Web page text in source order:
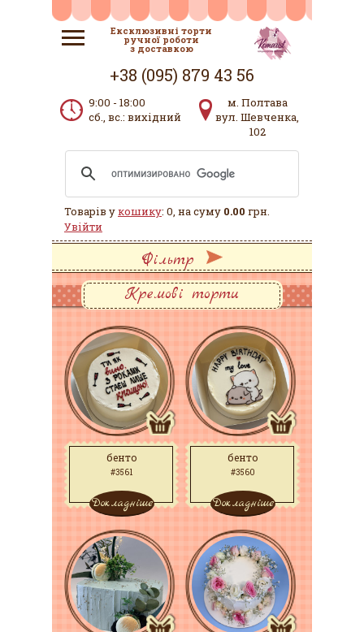
Ексклюзивні торти
ручної роботи
з доставкою
+38 (095) 879 43 56
9:00 - 18:00
сб., вс.: вихідний
м. Полтава
вул. Шевченка,
102
Товарів укошику: 0, на суму 0.00 грн.
Увійти
Фільтр
Кремові торти
бенто
#3561
Докладніше
бенто
#3560
Докладніше